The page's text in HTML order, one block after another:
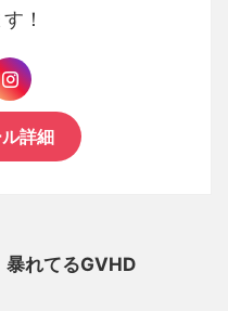
！
詳細
れてるGVHD